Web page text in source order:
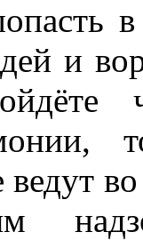
в
и
ведут